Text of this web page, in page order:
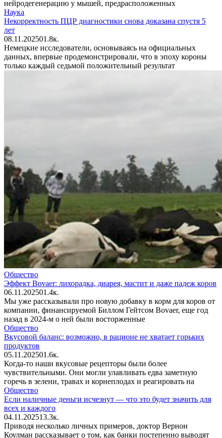
нейродегенерацию у мышей, предрасположенных
Наука
Некорректность ПЦР диагностики снова доказана спустя 5
лет
08.11.202501.8к.
Немецкие исследователи, основываясь на официальных
данных, впервые продемонстрировали, что в эпоху короны
только каждый седьмой положительный результат
Общество
Эффект Bovaer: лихорадка, диарея, мастит и даже падеж коров
06.11.202501.4к.
Мы уже рассказывали про новую добавку в корм для коров от
компании, финансируемой Биллом Гейтсом Bovaer, еще год
назад в 2024-м о ней были восторженные
Общество
Вкусовой баланс: возможно, в рационе не хватает горьких
продуктов
05.11.202501.6к.
Когда-то наши вкусовые рецепторы были более
чувствительными. Они могли улавливать едва заметную
горечь в зелени, травах и корнеплодах и реагировать на
Общество
Если наличные деньги исчезнут — что это будет значить для
всех и каждого
04.11.202513.3к.
Приводя несколько личных примеров, доктор Вернон
Коулман рассказывает о том, как банки постепенно выводят